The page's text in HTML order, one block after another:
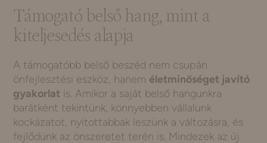
Támogató belső hang, mint a
kiteljesedés alapja
A támogatóbb belső beszéd nem csupán
önfejlesztési eszköz, hanem életminőséget javító
gyakorlat is. Amikor a saját belső hangunkra
barátként tekintünk, könnyebben vállalunk
kockázatot, nyitottabbak leszünk a változásra, és
fejlődünk az önszeretet terén is. Mindezek az új